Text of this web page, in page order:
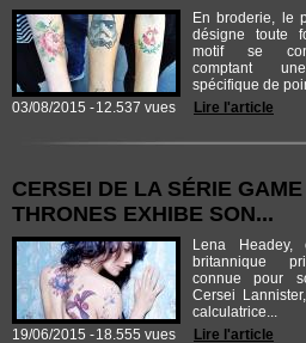
En broderie, le
désigne toute
motif se
comptant
spécifique de
03/08/2015 -12.537 vues Lire l'article
CERSEI DE LA SÉRIE
THRONES EXHIBE SON...
Lena Headey,
britannique
connue pour
Cersei
calculatrice...
19/06/2015 -18.555 vues Lire l'article